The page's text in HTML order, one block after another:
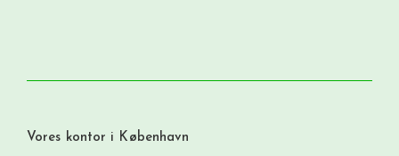
Vores kontor i København